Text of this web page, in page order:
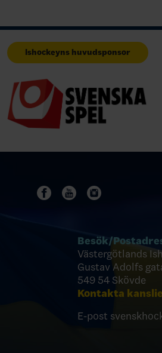
Ishockeyns huvudsponsor
Besök/
Västergötlands
Gustav Adolfs
549 54 Skövde
Kontakta
E-post